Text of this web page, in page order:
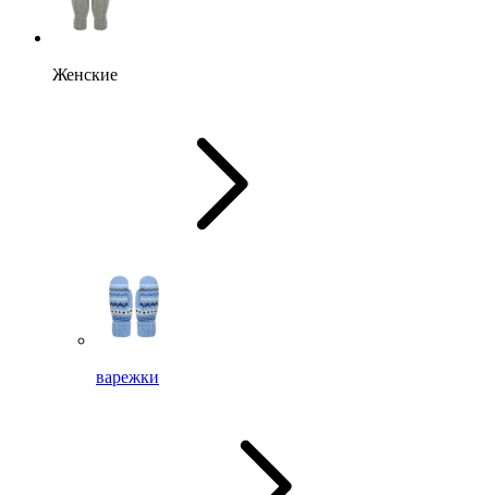
Женские
варежки